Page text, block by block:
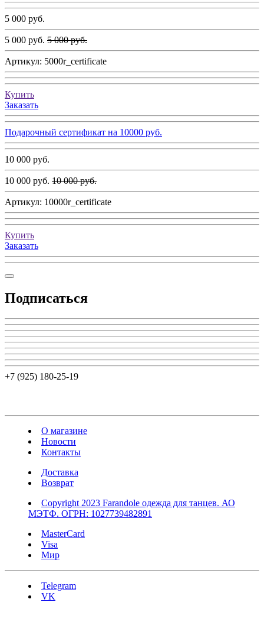
5 000 руб.
5 000 руб. 5 000 руб.
Артикул: 5000r_certificate
Купить
Заказать
Подарочный сертификат на 10000 руб.
10 000 руб.
10 000 руб. 10 000 руб.
Артикул: 10000r_certificate
Купить
Заказать
Подписаться
+7 (925) 180-25-19
О магазине
Новости
Контакты
Доставка
Возврат
Copyright 2023 Farandole одежда для танцев. АО
МЭТФ. ОГРН: 1027739482891
MasterCard
Visa
Мир
Telegram
VK